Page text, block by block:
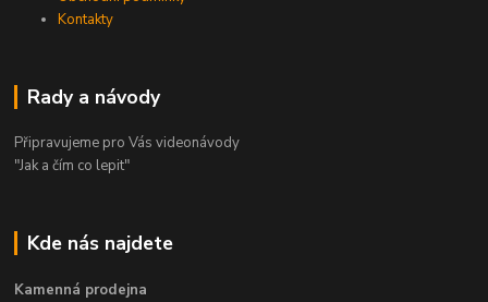
Kontakty
Rady a návody
Připravujeme pro Vás videonávody
"Jak a čím co lepit"
Kde nás najdete
Kamenná prodejna